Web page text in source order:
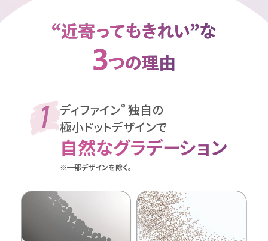
ディファイン® 独自の
極小ドットデザインで
自然なグラデーション
※一部デザインを除く。